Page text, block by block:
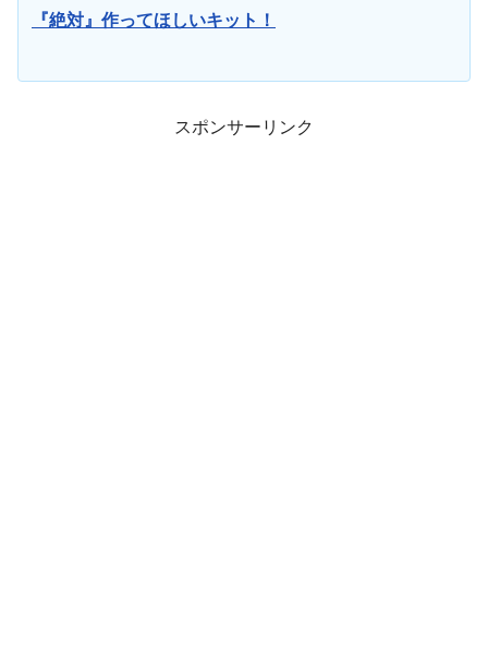
『絶対』作ってほしいキット！
スポンサーリンク